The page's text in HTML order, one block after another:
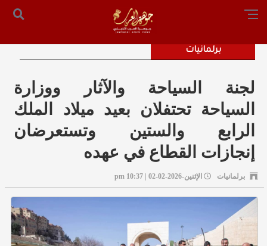
الرئيسية
التحرير: المستشار محمد صالح الملكاوي [ 00962795755033 ]
برلمانيات
لجنة السياحة والآثار ووزارة
السياحة تحتفلان بعيد ميلاد الملك
الرابع والستين وتستعرضان
إنجازات القطاع في عهده
برلمانيات الإثنين-2026-02-02 | 10:37 pm